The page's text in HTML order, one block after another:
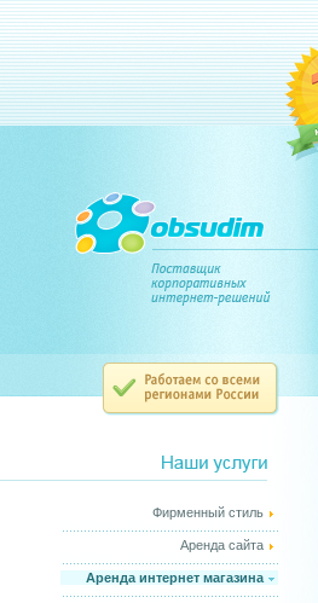
Фирменный стиль
Аренда сайта
Аренда интернет магазина